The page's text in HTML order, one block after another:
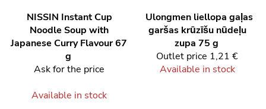
NISSIN Instant Cup
Noodle Soup with
Japanese Curry Flavour 67
g
Ask for the price
Available in stock
Ulongmen liellopa gaļas
garšas krūzīšu nūdeļu
zupa 75 g
Outlet price 1,21 €
Available in stock